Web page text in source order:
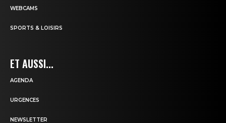
WEBCAMS
SPORTS & LOISIRS
ET AUSSI...
AGENDA
URGENCES
NEWSLETTER